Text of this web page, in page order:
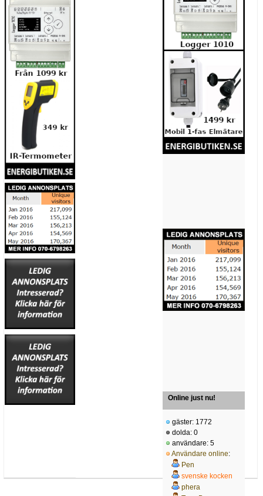
Online just nu!
gäster: 1772
dolda: 0
användare: 5
Användare online:
Pen
svenske kocken
phera